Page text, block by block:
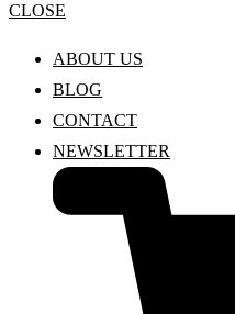
CLOSE
ABOUT US
BLOG
CONTACT
NEWSLETTER